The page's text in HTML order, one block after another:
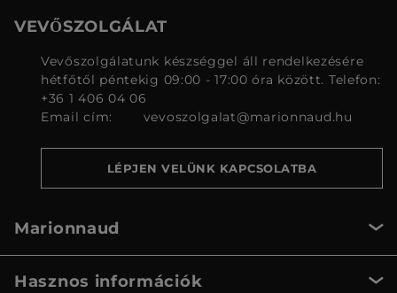
VEVŐSZOLGÁLAT
Vevőszolgálatunk készséggel áll rendelkezésére
hétfőtől péntekig 09:00 - 17:00 óra között. Telefon:
+36 1 406 04 06
Email cím:
vevoszolgalat@marionnaud.hu
LÉPJEN VELÜNK KAPCSOLATBA
Marionnaud
Hasznos információk